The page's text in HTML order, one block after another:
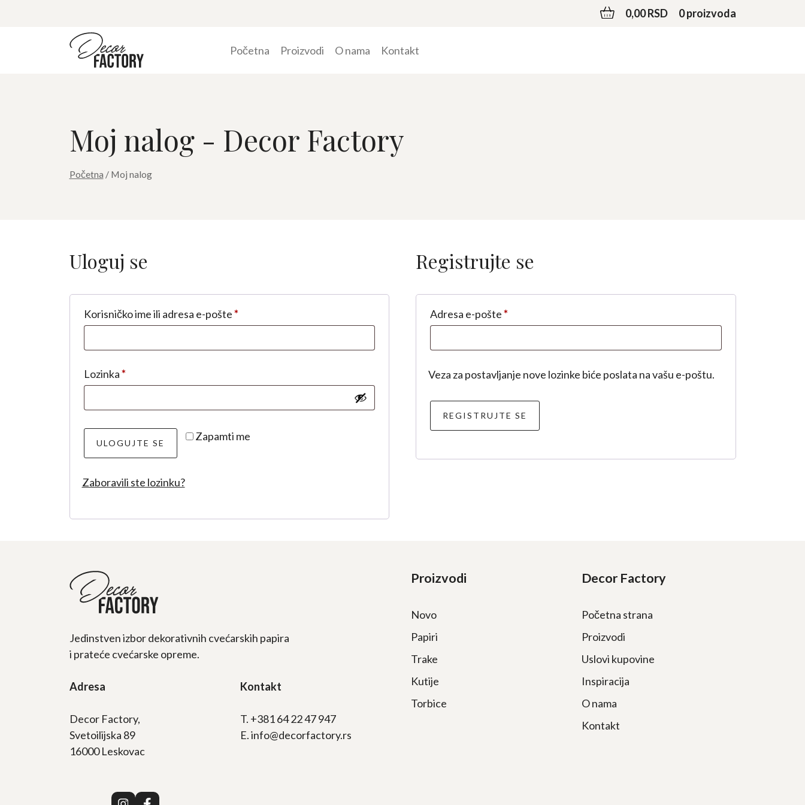
0,00 RSD 0 proizvoda
Početna Proizvodi O nama Kontakt
Moj nalog - Decor Factory
Početna / Moj nalog
Uloguj se
Korisničko ime ili adresa e-pošte*Obavezno
Lozinka*Obavezno
Zapamti me
ULOGUJTE SE
Zaboravili ste lozinku?
Registrujte se
Adresa e-pošte*Obavezno
Veza za postavljanje nove lozinke biće poslata na vašu e-poštu.
REGISTRUJTE SE
Proizvodi
Novo
Papiri
Trake
Kutije
Torbice
Decor Factory
Početna strana
Proizvodi
Uslovi kupovine
Inspiracija
O nama
Kontakt
Jedinstven izbor dekorativnih cvećarskih papira
i prateće cvećarske opreme.
Adresa
Decor Factory,
Svetoilijska 89
16000 Leskovac
Kontakt
T. +381 64 22 47 947
E. info@decorfactory.rs